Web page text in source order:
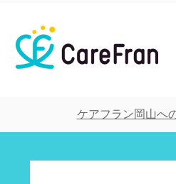
ケアフラン岡山へ